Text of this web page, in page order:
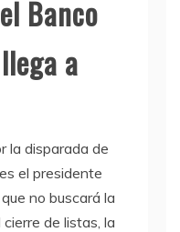
Banco
a
la disparada de
el presidente
no buscará la
de listas, la